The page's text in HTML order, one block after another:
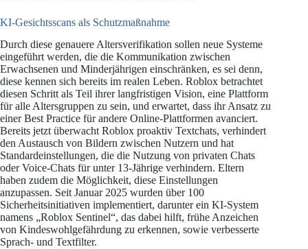
KI-Gesichtsscans als Schutzmaßnahme
Durch diese genauere Altersverifikation sollen neue Systeme
eingeführt werden, die die Kommunikation zwischen
Erwachsenen und Minderjährigen einschränken, es sei denn,
diese kennen sich bereits im realen Leben. Roblox betrachtet
diesen Schritt als Teil ihrer langfristigen Vision, eine Plattform
für alle Altersgruppen zu sein, und erwartet, dass ihr Ansatz zu
einer Best Practice für andere Online-Plattformen avanciert.
Bereits jetzt überwacht Roblox proaktiv Textchats, verhindert
den Austausch von Bildern zwischen Nutzern und hat
Standardeinstellungen, die die Nutzung von privaten Chats
oder Voice-Chats für unter 13-Jährige verhindern. Eltern
haben zudem die Möglichkeit, diese Einstellungen
anzupassen. Seit Januar 2025 wurden über 100
Sicherheitsinitiativen implementiert, darunter ein KI-System
namens „Roblox Sentinel“, das dabei hilft, frühe Anzeichen
von Kindeswohlgefährdung zu erkennen, sowie verbesserte
Sprach- und Textfilter.